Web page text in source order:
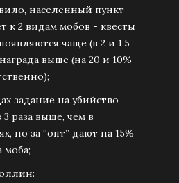
населенный пункт
к 2 видам мобов - квесты
чаще (в 2 и 1.5
выше (на 20 и 10%
задание на убийство
3 раза выше, чем в
но за “опт” дают на 15%
моба;